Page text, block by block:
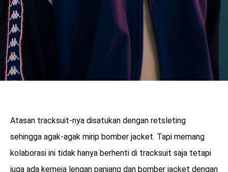
Atasan tracksuit-nya disatukan dengan retsleting
sehingga agak-agak mirip bomber jacket. Tapi memang
kolaborasi ini tidak hanya berhenti di tracksuit saja tetapi
juga ada kemeja lengan panjang dan bomber jacket dengan